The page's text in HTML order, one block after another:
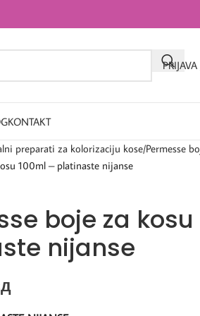
KONTAKT
preparati za kolorizaciju kose Permesse
100ml – platinaste nijanse
boje za kosu
nijanse